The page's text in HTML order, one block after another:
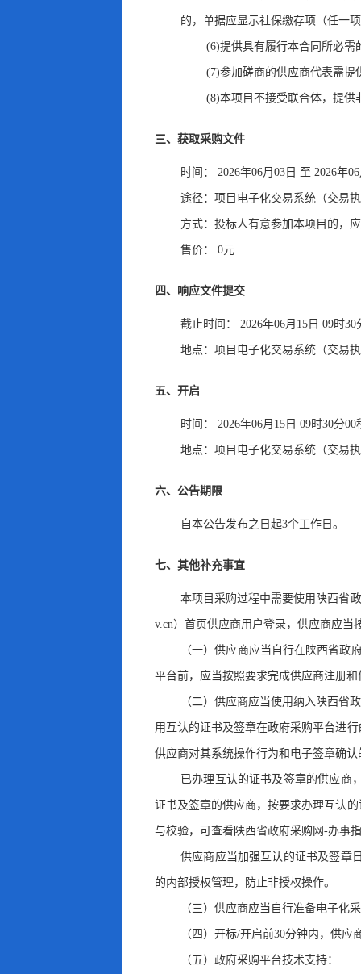
的，单据应显示社保缴存项（任一
(6)提供具有履行本合同所必需
(7)参加磋商的供应商代表需提
(8)本项目不接受联合体， 提供
三、获取采购文件
时间： 2026年06月03日 至 2026年
途径： 项目电子化交易系统（交易
方式： 投标人有意参加本项目的 ，
售价： 0元
四、响应文件提交
截止时间： 2026年06月15日 09时
地点： 项目电子化交易系统（交易
五、开启
时间： 2026年06月15日 09时30分
地点： 项目电子化交易系统（交易
六、公告期限
自本公告发布之日起3个工作日 。
七、其他补充事宜
本项目采购过程中需要使用陕西省
v.cn）首页供应商用户登录，供应商应当
（一）供应商应当自行在陕西省政
平台前， 应当按照要求完成供应商注册
（二）供应商应当使用纳入陕西省
用互认的证书及签章在政府采购平台进
供应商对其系统操作行为和电子签章确
已办理互认的证书及签章的供应商
证书及签章的供应商，按要求办理互认
与校验， 可查看陕西省政府采购网-办事
供应商应当加强互认的证书及签章
的内部授权管理 ， 防止非授权操作。
（三）供应商应当自行准备电子化
（四）开标/开启前30分钟内 ， 供应
（五）政府采购平台技术支持：